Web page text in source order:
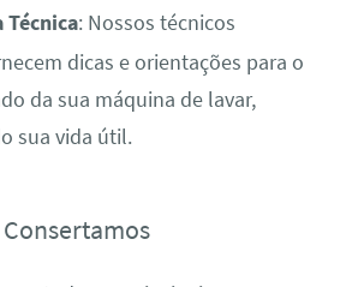
: Nossos técnicos
dicas e orientações para o
da sua máquina de lavar,
sua vida útil.